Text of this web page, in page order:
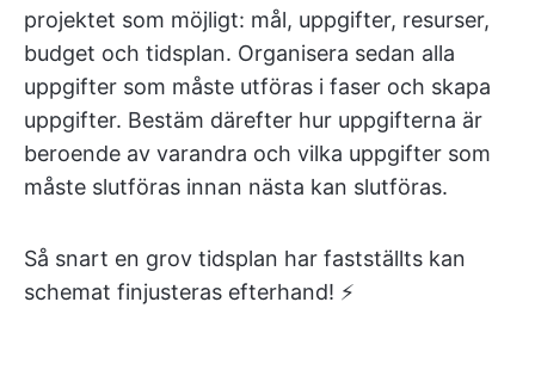
projektet som möjligt: mål, uppgifter, resurser,
budget och tidsplan. Organisera sedan alla
uppgifter som måste utföras i faser och skapa
uppgifter. Bestäm därefter hur uppgifterna är
beroende av varandra och vilka uppgifter som
måste slutföras innan nästa kan slutföras.
Så snart en grov tidsplan har fastställts kan
schemat finjusteras efterhand! ⚡️